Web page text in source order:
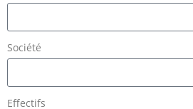
Société
Effectifs